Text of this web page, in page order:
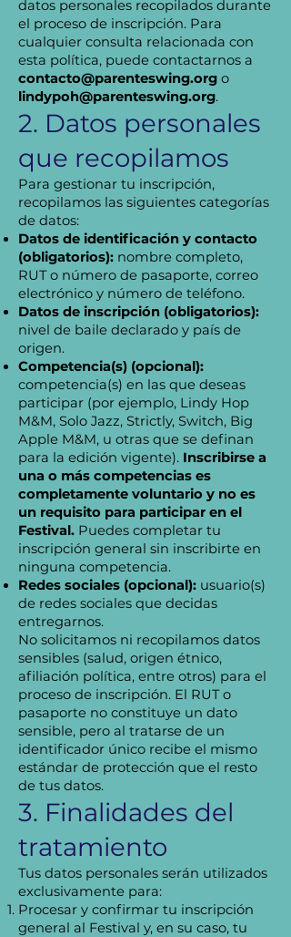
datos personales recopilados durante
el proceso de inscripción. Para
cualquier consulta relacionada con
esta política, puede contactarnos a
contacto@parenteswing.org o
lindypoh@parenteswing.org.
2. Datos personales
que recopilamos
Para gestionar tu inscripción,
recopilamos las siguientes categorías
de datos:
Datos de identificación y contacto
(obligatorios): nombre completo,
RUT o número de pasaporte, correo
electrónico y número de teléfono.
Datos de inscripción (obligatorios):
nivel de baile declarado y país de
origen.
Competencia(s) (opcional):
competencia(s) en las que deseas
participar (por ejemplo, Lindy Hop
M&M, Solo Jazz, Strictly, Switch, Big
Apple M&M, u otras que se definan
para la edición vigente). Inscribirse a
una o más competencias es
completamente voluntario y no es
un requisito para participar en el
Festival. Puedes completar tu
inscripción general sin inscribirte en
ninguna competencia.
Redes sociales (opcional): usuario(s)
de redes sociales que decidas
entregarnos.
No solicitamos ni recopilamos datos
sensibles (salud, origen étnico,
afiliación política, entre otros) para el
proceso de inscripción. El RUT o
pasaporte no constituye un dato
sensible, pero al tratarse de un
identificador único recibe el mismo
estándar de protección que el resto
de tus datos.
3. Finalidades del
tratamiento
Tus datos personales serán utilizados
exclusivamente para:
Procesar y confirmar tu inscripción
general al Festival y, en su caso, tu